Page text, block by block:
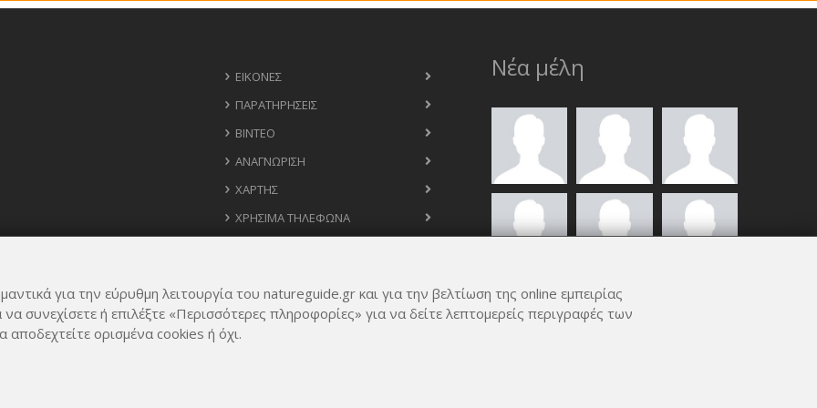
ΕΙΚΌΝΕΣ
ΠΑΡΑΤΗΡΉΣΕΙΣ
ΒΊΝΤΕΟ
ΑΝΑΓΝΏΡΙΣΗ
ΧΆΡΤΗΣ
ΧΡΉΣΙΜΑ ΤΗΛΈΦΩΝΑ
Νέα μέλη
ΟΛΑ ΤΑ ΜΈΛΗ
για την εύρυθμη λειτουργία του natureguide.gr και για την βελτίωση της online εμπειρίας
συνεχίσετε ή επιλέξτε «Περισσότερες πληροφορίες» για να δείτε λεπτομερείς περιγραφές των
ορισμένα cookies ή όχι.